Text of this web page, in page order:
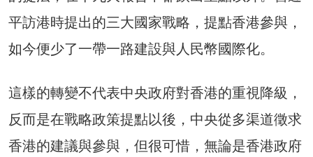
平訪港時提出的三大國家戰略，提點香港參與，
如今便少了一帶一路建設與人民幣國際化。
這樣的轉變不代表中央政府對香港的重視降級，
反而是在戰略政策提點以後，中央從多渠道徵求
香港的建議與參與，但很可惜，無論是香港政府